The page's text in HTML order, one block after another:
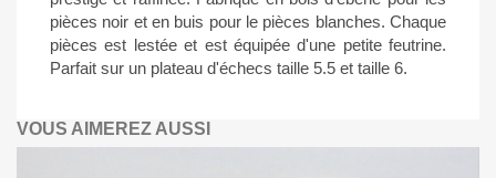
pièces noir et en buis pour le pièces blanches. Chaque
pièces est lestée et est équipée d'une petite feutrine.
Parfait sur un plateau d'échecs taille 5.5 et taille 6.
VOUS AIMEREZ AUSSI